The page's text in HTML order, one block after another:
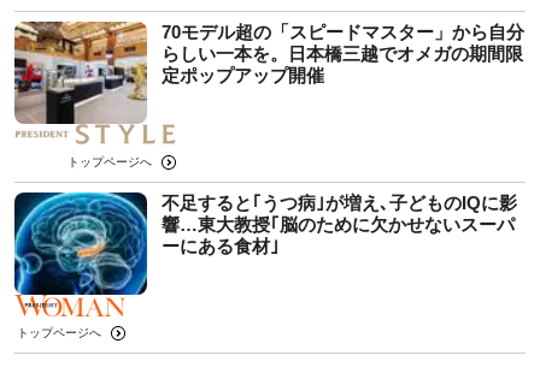
70モデル超の「スピードマスター」から自分
らしい一本を。日本橋三越でオメガの期間限
定ポップアップ開催
トップページへ
不足すると｢うつ病｣が増え､子どものIQに影
響…東大教授｢脳のために欠かせないスーパ
ーにある食材｣
トップページへ